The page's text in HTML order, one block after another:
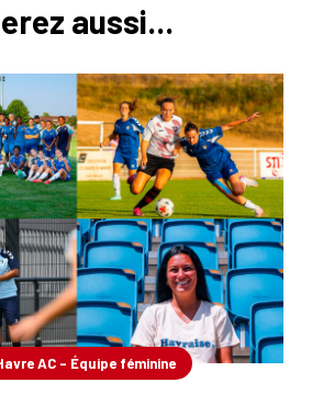
aussi...
AC - Équipe féminine